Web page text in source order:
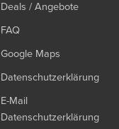
Deals / Angebote
FAQ
Google Maps
Datenschutzerklärung
E-Mail
Datenschutzerklärung